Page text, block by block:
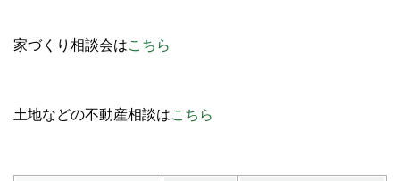
家づくり相談会はこちら
土地などの不動産相談はこちら